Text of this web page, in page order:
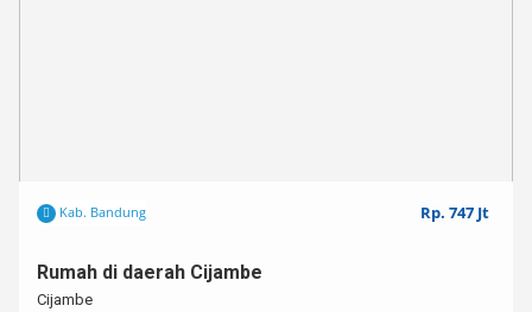
Kab. Bandung Rp. 747 Jt
Rumah di daerah Cijambe
Cijambe